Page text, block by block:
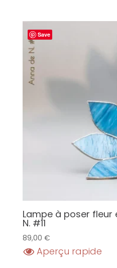
Save
Lampe à poser fleur
N. #11
89,00 €
Aperçu rapide